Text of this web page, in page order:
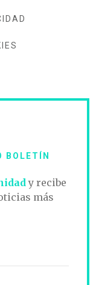
BOLETÍN
y recibe
más